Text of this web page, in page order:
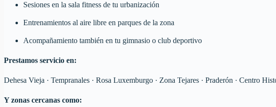
Sesiones en la sala fitness de tu urbanización
Entrenamientos al aire libre en parques de la zona
Acompañamiento también en tu gimnasio o club deportivo
Prestamos servicio en:
Dehesa Vieja · Tempranales · Rosa Luxemburgo · Zona Tejares · Praderón · Centro
Y zonas cercanas como: